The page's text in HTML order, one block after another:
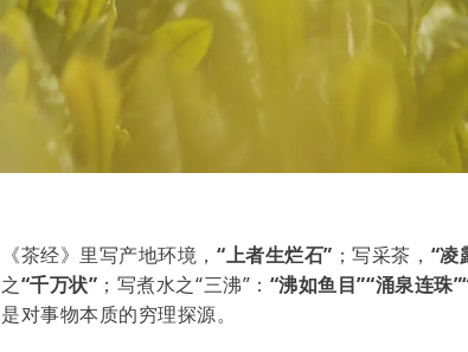
《茶经》里写产地环境， “上者生烂石” ；写采茶， “凌
之“千万状” ；写煮水之“三沸”： “沸如鱼目”“涌泉连珠
是对事物本质的穷理探源。